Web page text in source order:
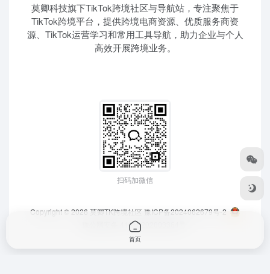
莫卿科技旗下TikTok跨境社区与导航站，专注聚焦于
TikTok跨境平台，提供跨境电商资源、优质服务商资
源、TikTok运营学习和常用工具导航，助力企业与个人
高效开展跨境业务。
扫码加微信
Copyright © 2026 莫卿TK跨境社区 豫ICP备2024062679号-2
豫公网安备 41010202003364号
首页